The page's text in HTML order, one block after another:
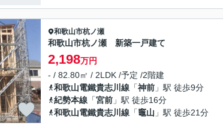
和歌山市杭ノ瀬
和歌山市杭ノ瀬 新築一戸建て
2,198万円
- / 82.80㎡ / 2LDK /予定 /2階建
和歌山電鐵貴志川線 「神前 」駅 徒歩9分
紀勢本線 「宮前 」駅 徒歩16分
和歌山電鐵貴志川線 「竈山 」駅 徒歩21分